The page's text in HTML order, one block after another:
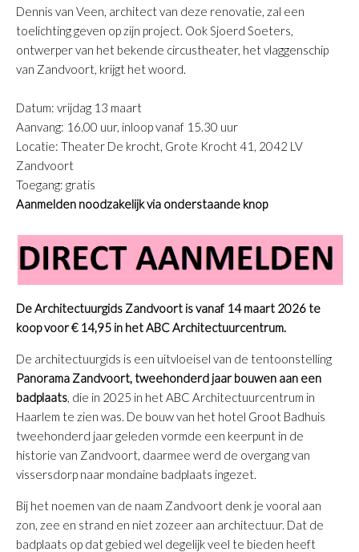
Dennis van Veen, architect van deze renovatie, zal een
toelichting geven op zijn project. Ook Sjoerd Soeters,
ontwerper van het bekende circustheater, het vlaggenschip
van Zandvoort, krijgt het woord.
Datum: vrijdag 13 maart
Aanvang: 16.00 uur, inloop vanaf 15.30 uur
Locatie: Theater De krocht, Grote Krocht 41, 2042 LV
Zandvoort
Toegang: gratis
Aanmelden noodzakelijk via onderstaande knop
De Architectuurgids Zandvoort is vanaf 14 maart 2026 te
koop voor € 14,95 in het ABC Architectuurcentrum.
De architectuurgids is een uitvloeisel van de tentoonstelling
Panorama Zandvoort, tweehonderd jaar bouwen aan een
badplaats, die in 2025 in het ABC Architectuurcentrum in
Haarlem te zien was. De bouw van het hotel Groot Badhuis
tweehonderd jaar geleden vormde een keerpunt in de
historie van Zandvoort, daarmee werd de overgang van
vissersdorp naar mondaine badplaats ingezet.
Bij het noemen van de naam Zandvoort denk je vooral aan
zon, zee en strand en niet zozeer aan architectuur. Dat de
badplaats op dat gebied wel degelijk veel te bieden heeft